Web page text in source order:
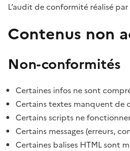
L’audit de conformité réalisé par
Contenus non
Non-conformités
Certaines infos ne sont
Certains textes manquent de
Certains scripts ne
Certains messages (erreurs,
Certaines balises HTML sont